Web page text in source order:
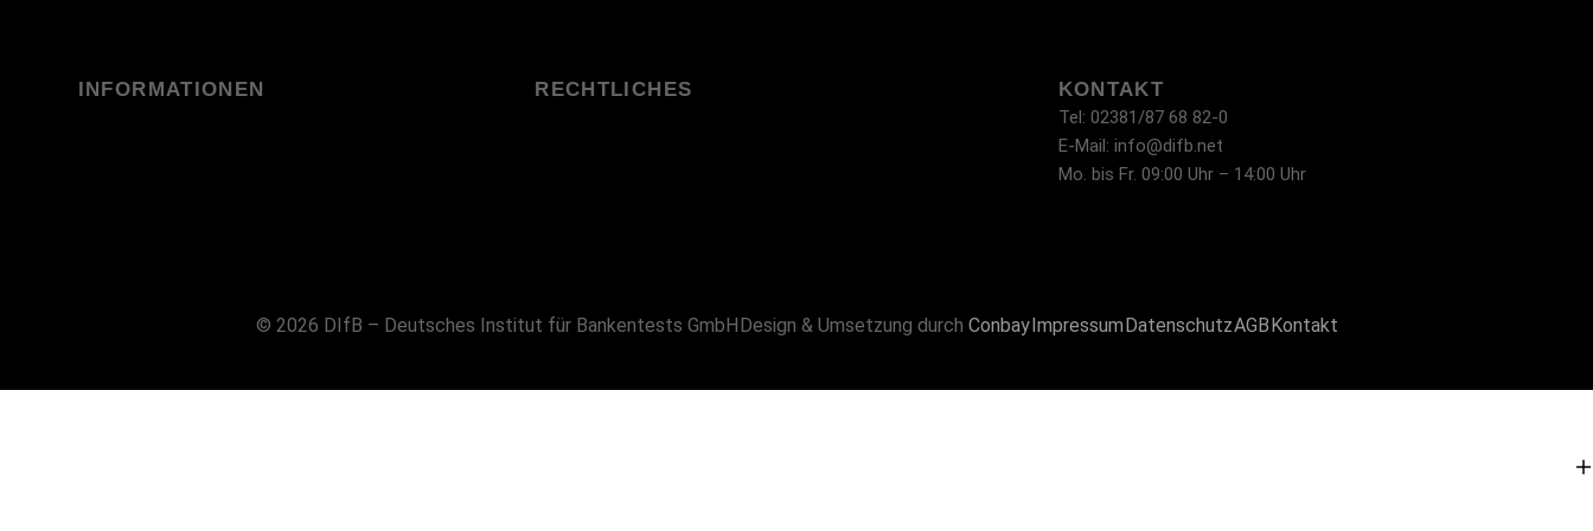
INFORMATIONEN RECHTLICHES KONTAKT
Tel: 02381/87 68 82-0
E-Mail: info@difb.net
Mo. bis Fr. 09:00 Uhr – 14:00 Uhr
© 2026 DIfB – Deutsches Institut für Bankentests GmbHDesign & Umsetzung durch ConbayImpressumDatenschutzAGBKontakt